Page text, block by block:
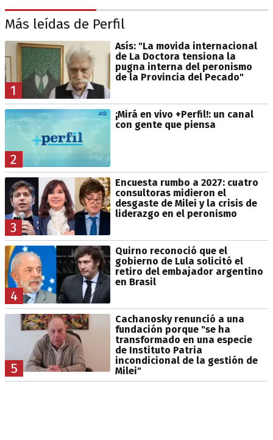
Más leídas de Perfil
1
Asís: "La movida internacional
de La Doctora tensiona la
pugna interna del peronismo
de la Provincia del Pecado"
2
¡Mirá en vivo +Perfil!: un canal
con gente que piensa
3
Encuesta rumbo a 2027: cuatro
consultoras midieron el
desgaste de Milei y la crisis de
liderazgo en el peronismo
4
Quirno reconoció que el
gobierno de Lula solicitó el
retiro del embajador argentino
en Brasil
5
Cachanosky renunció a una
fundación porque "se ha
transformado en una especie
de Instituto Patria
incondicional de la gestión de
Milei"